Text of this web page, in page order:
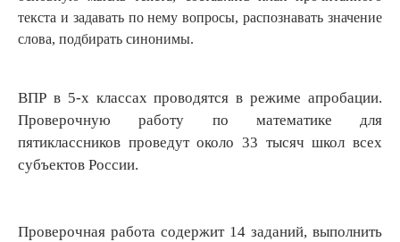
текста и задавать по нему вопросы, распознавать значение
слова, подбирать синонимы.
ВПР в 5-х классах проводятся в режиме апробации.
Проверочную работу по математике для
пятиклассников проведут около 33 тысяч школ всех
субъектов России.
Проверочная работа содержит 14 заданий, выполнить